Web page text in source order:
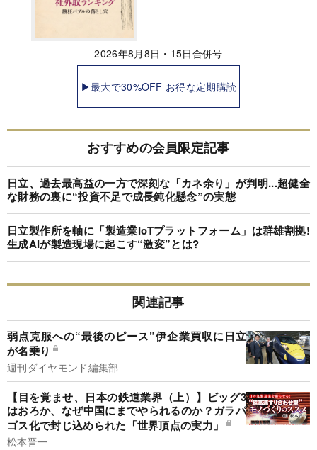
2026年8月8日・15日合併号
▶最大で30%OFF お得な定期購読
おすすめの会員限定記事
日立、過去最高益の一方で深刻な「カネ余り」が判明...超健全
な財務の裏に“投資不足で成長鈍化懸念”の実態
日立製作所を軸に「製造業IoTプラットフォーム」は群雄割拠!
生成AIが製造現場に起こす“激変”とは?
関連記事
弱点克服への“最後のピース”伊企業買収に日立
が名乗り
週刊ダイヤモンド編集部
【目を覚ませ、日本の鉄道業界（上）】ビッグ3
はおろか、なぜ中国にまでやられるのか？ガラパ
ゴス化で封じ込められた「世界頂点の実力」
松本晋一